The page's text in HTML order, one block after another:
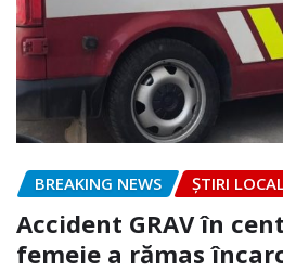
BREAKING NEWS ȘTIRI
Accident GRAV în
femeie a rămas